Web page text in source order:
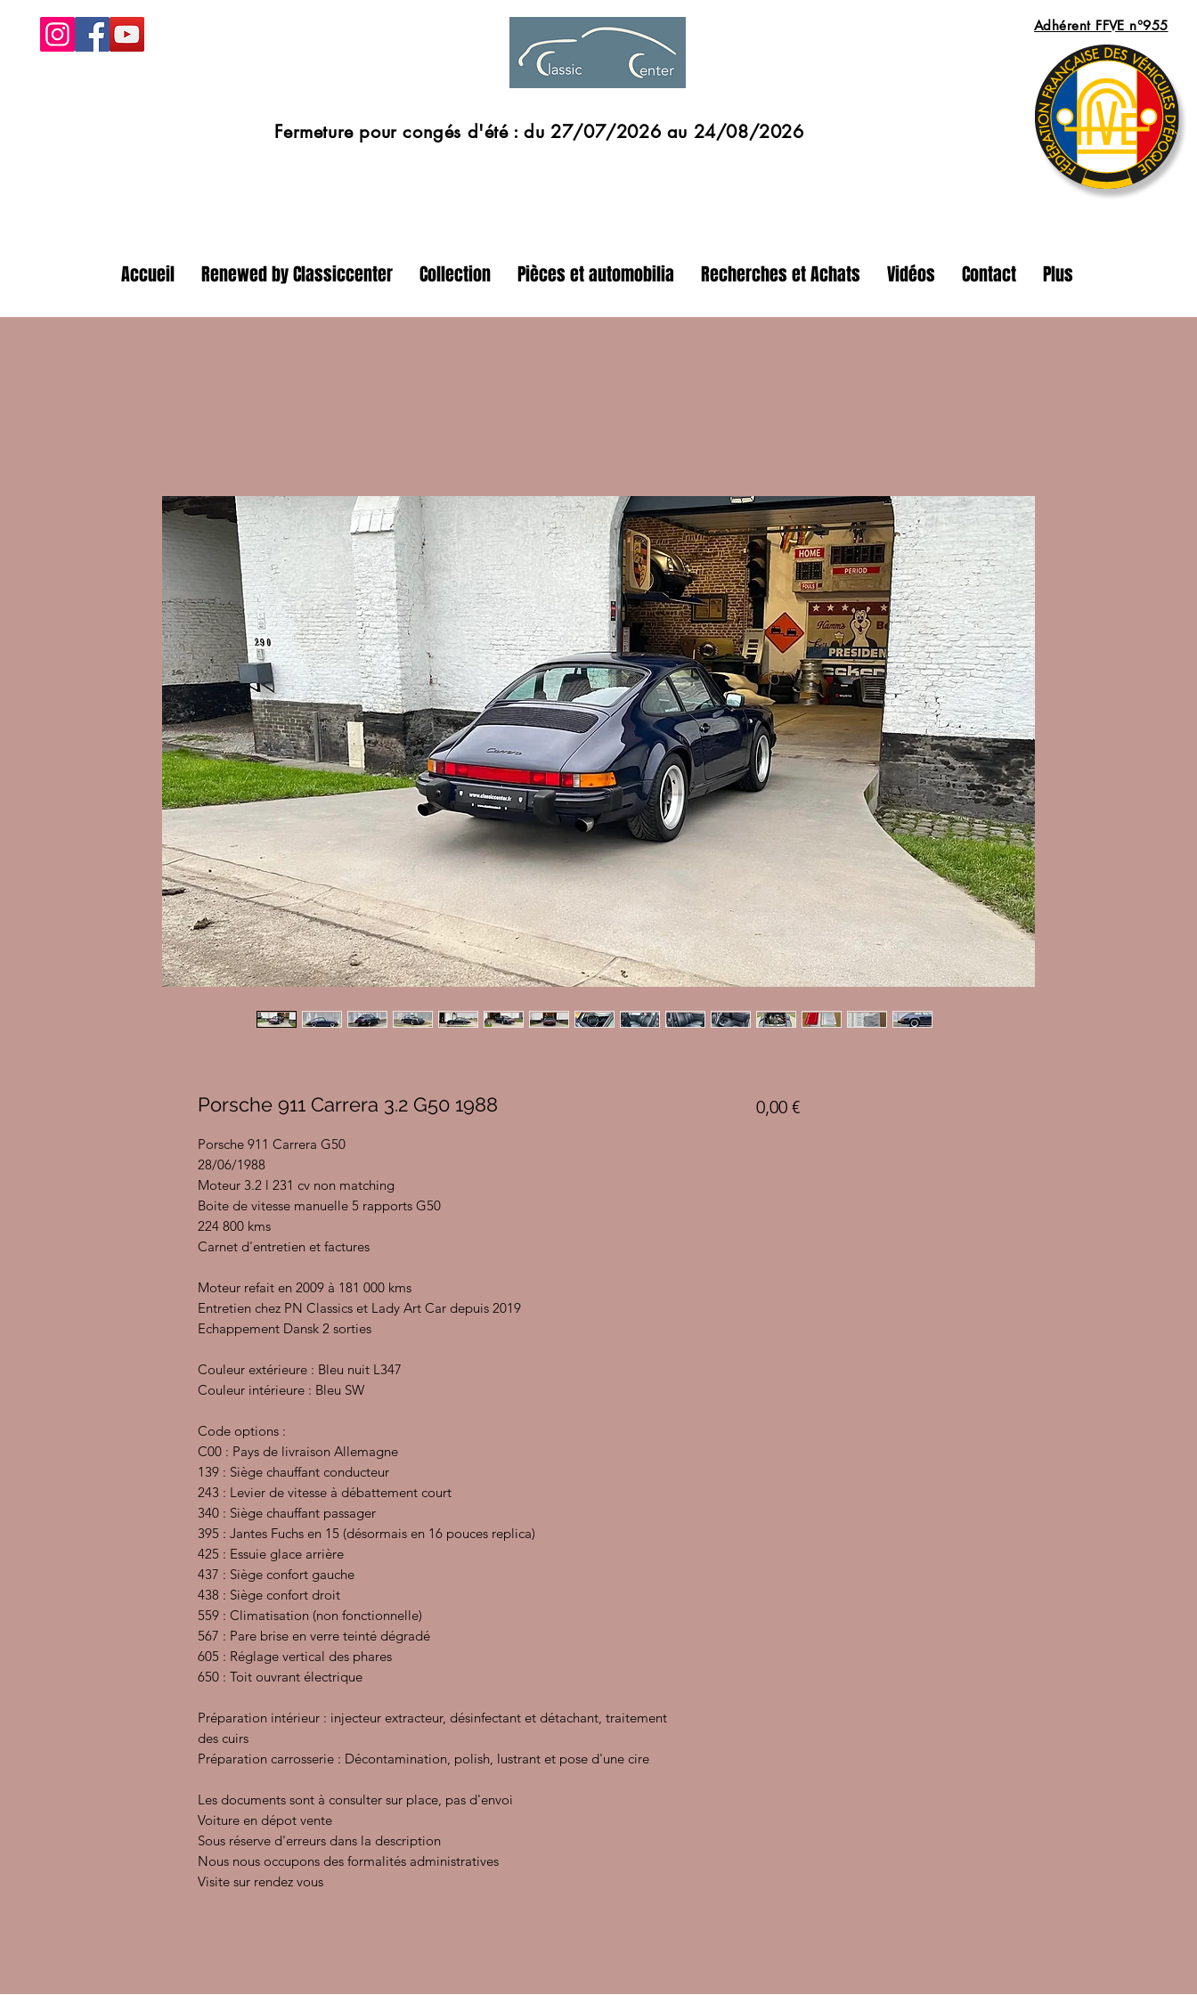
Fermeture pour congés d'été : du 27/07/2026 au 24/08/2026
Adhérent FFVE n°955
Accueil Renewed by Classiccenter Collection Pièces et automobilia Recherches et Achats Vidéos Contact Plus
Porsche 911 Carrera 3.2 G50 1988
Porsche 911 Carrera G50
28/06/1988
Moteur 3.2 l 231 cv non matching
Boite de vitesse manuelle 5 rapports G50
224 800 kms
Carnet d'entretien et factures
Moteur refait en 2009 à 181 000 kms
Entretien chez PN Classics et Lady Art Car depuis 2019
Echappement Dansk 2 sorties
Couleur extérieure : Bleu nuit L347
Couleur intérieure : Bleu SW
Code options :
C00 : Pays de livraison Allemagne
139 : Siège chauffant conducteur
243 : Levier de vitesse à débattement court
340 : Siège chauffant passager
395 : Jantes Fuchs en 15 (désormais en 16 pouces replica)
425 : Essuie glace arrière
437 : Siège confort gauche
438 : Siège confort droit
559 : Climatisation (non fonctionnelle)
567 : Pare brise en verre teinté dégradé
605 : Réglage vertical des phares
650 : Toit ouvrant électrique
Préparation intérieur : injecteur extracteur, désinfectant et détachant, traitement
des cuirs
Préparation carrosserie : Décontamination, polish, lustrant et pose d'une cire
Les documents sont à consulter sur place, pas d'envoi
Voiture en dépot vente
Sous réserve d'erreurs dans la description
Nous nous occupons des formalités administratives
Visite sur rendez vous
0,00 €Prix